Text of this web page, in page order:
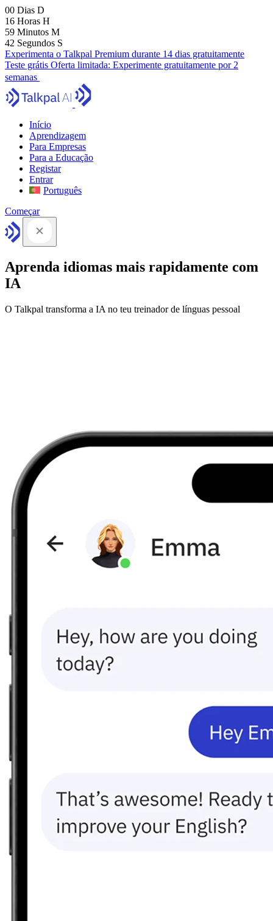
00 Dias D
16 Horas H
59 Minutos M
41 Segundos S
Experimenta o Talkpal Premium durante 14 dias gratuitamente
Teste grátis Oferta limitada: Experimente gratuitamente por 2
semanas
Início
Aprendizagem
Para Empresas
Para a Educação
Registar
Entrar
Português
Começar
Aprenda idiomas mais rapidamente com
IA
O Talkpal transforma a IA no teu treinador de línguas pessoal